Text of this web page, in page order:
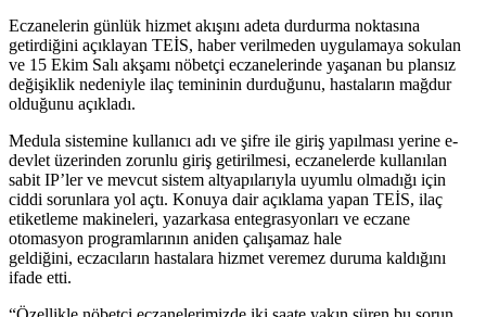
Eczanelerin günlük hizmet akışını adeta durdurma noktasına
getirdiğini açıklayan TEİS, haber verilmeden uygulamaya sokulan
ve 15 Ekim Salı akşamı nöbetçi eczanelerinde yaşanan bu plansız
değişiklik nedeniyle ilaç temininin durduğunu, hastaların mağdur
olduğunu açıkladı.
Medula sistemine kullanıcı adı ve şifre ile giriş yapılması yerine e-
devlet üzerinden zorunlu giriş getirilmesi, eczanelerde kullanılan
sabit IP’ler ve mevcut sistem altyapılarıyla uyumlu olmadığı için
ciddi sorunlara yol açtı. Konuya dair açıklama yapan TEİS, ilaç
etiketleme makineleri, yazarkasa entegrasyonları ve eczane
otomasyon programlarının aniden çalışamaz hale
geldiğini, eczacıların hastalara hizmet veremez duruma kaldığını
ifade etti.